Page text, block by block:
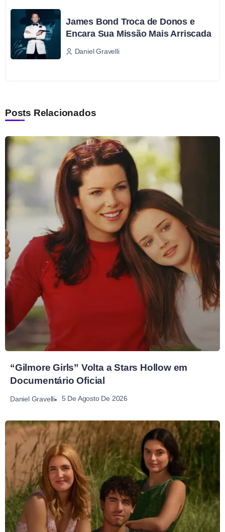
James Bond Troca de Donos e
Encara Sua Missão Mais Arriscada
Daniel Gravelli
Posts Relacionados
“Gilmore Girls” Volta a Stars Hollow em
Documentário Oficial
Daniel Gravelli 5 De Agosto De 2026